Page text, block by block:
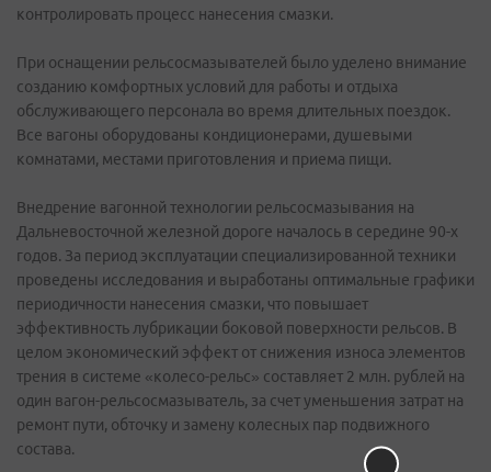
контролировать процесс нанесения смазки.
При оснащении рельсосмазывателей было уделено внимание
созданию комфортных условий для работы и отдыха
обслуживающего персонала во время длительных поездок.
Все вагоны оборудованы кондиционерами, душевыми
комнатами, местами приготовления и приема пищи.
Внедрение вагонной технологии рельсосмазывания на
Дальневосточной железной дороге началось в середине 90-х
годов. За период эксплуатации специализированной техники
проведены исследования и выработаны оптимальные графики
периодичности нанесения смазки, что повышает
эффективность лубрикации боковой поверхности рельсов. В
целом экономический эффект от снижения износа элементов
трения в системе «колесо-рельс» составляет 2 млн. рублей на
один вагон-рельсосмазыватель, за счет уменьшения затрат на
ремонт пути, обточку и замену колесных пар подвижного
состава.